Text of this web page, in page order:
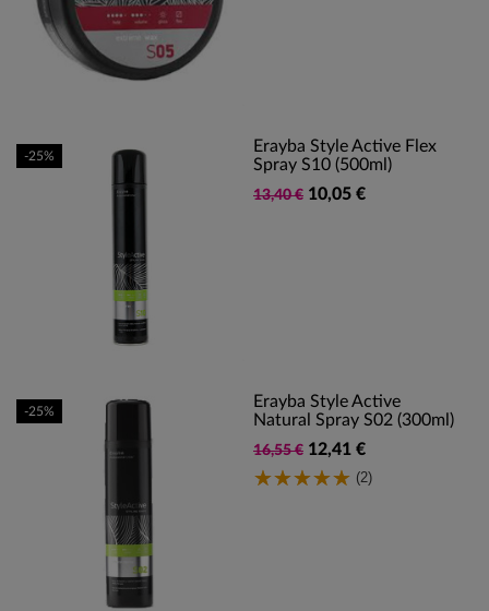
Erayba Style Active Flex
Spray S10 (500ml)
13,40 € 10,05 €
-25%
Erayba Style Active
Natural Spray S02 (300ml)
16,55 € 12,41 €
(2)
-25%